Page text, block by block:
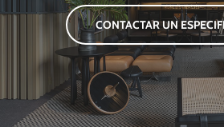
CONTACTAR UN